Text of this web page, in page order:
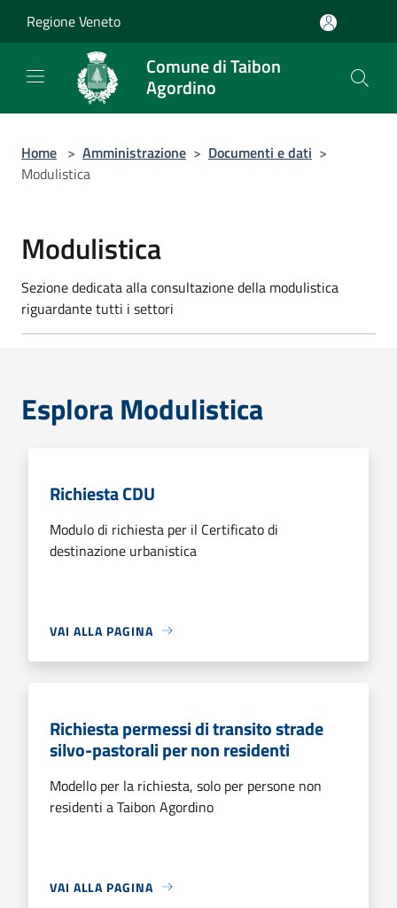
Regione Veneto
Comune di Taibon
Agordino
Home > Amministrazione > Documenti e dati >
Modulistica
Modulistica
Sezione dedicata alla consultazione della modulistica
riguardante tutti i settori
Esplora Modulistica
Richiesta CDU
Modulo di richiesta per il Certificato di
destinazione urbanistica
VAI ALLA PAGINA
Richiesta permessi di transito strade
silvo-pastorali per non residenti
Modello per la richiesta, solo per persone non
residenti a Taibon Agordino
VAI ALLA PAGINA